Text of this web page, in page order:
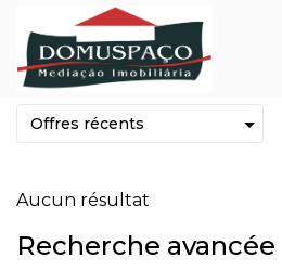
Biens immobiliers
Aucun résultat
Recherche avancée